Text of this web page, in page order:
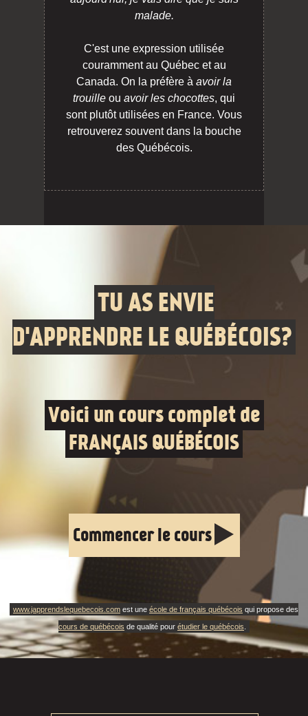
malade.
C'est une expression utilisée
couramment au Québec et au
Canada. On la préfère à avoir la
trouille ou avoir les chocottes, qui
sont plutôt utilisées en France. Vous
retrouverez souvent dans la bouche
des Québécois.
TU AS ENVIE
D'APPRENDRE LE QUÉBÉCOIS?
Voici un cours complet de
FRANÇAIS QUÉBÉCOIS
Commencer le cours
www.japprendslequebecois.com est une école de français québécois qui propose des
cours de québécois de qualité pour étudier le québécois